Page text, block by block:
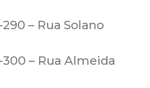
– Rua Solano
300 – Rua Almeida